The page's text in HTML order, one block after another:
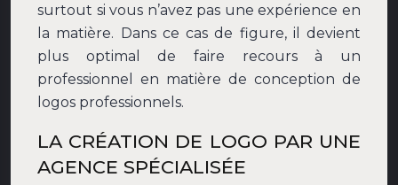
surtout si vous n’avez pas une expérience en
la matière. Dans ce cas de figure, il devient
plus optimal de faire recours à un
professionnel en matière de conception de
logos professionnels.
LA CRÉATION DE LOGO PAR UNE
AGENCE SPÉCIALISÉE